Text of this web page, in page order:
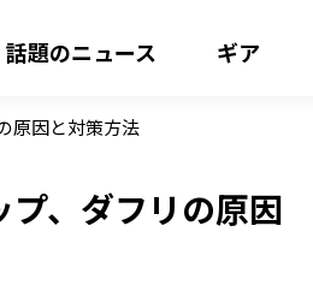
話題のニュース ギア
原因と対策方法
プ、ダフリの原因